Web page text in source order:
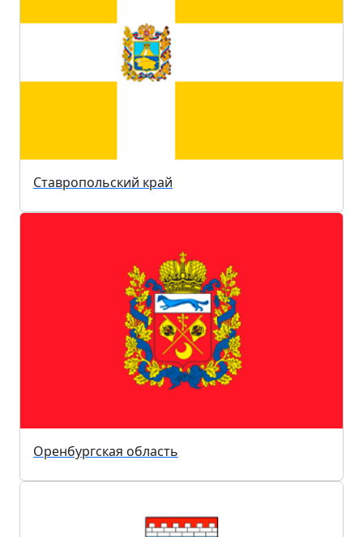
Ставропольский край
Оренбургская область